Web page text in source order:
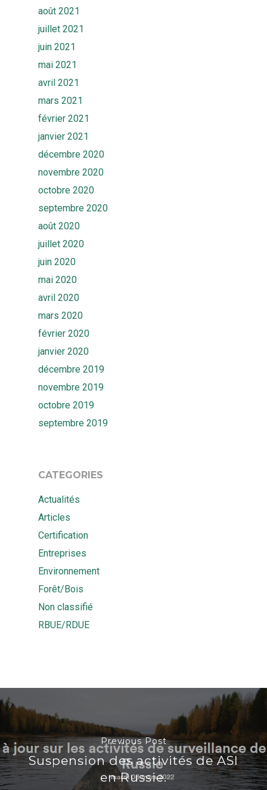
août 2021
juillet 2021
juin 2021
mai 2021
avril 2021
mars 2021
février 2021
janvier 2021
décembre 2020
novembre 2020
octobre 2020
septembre 2020
août 2020
juillet 2020
juin 2020
mai 2020
avril 2020
mars 2020
février 2020
janvier 2020
décembre 2019
novembre 2019
octobre 2019
septembre 2019
CATEGORIES
Actualités
Articles
Certification
Entreprises
Environnement
Forêt/Bois
Non classifié
RBUE/RDUE
Previous Post
Suspension des activités de ASI
en Russie.